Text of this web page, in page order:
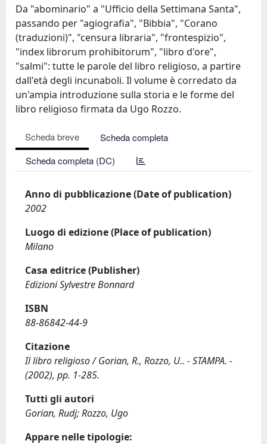
Da "abominario" a "Ufficio della Settimana Santa",
passando per "agiografia", "Bibbia", "Corano
(traduzioni)", "censura libraria", "frontespizio",
"index librorum prohibitorum", "libro d'ore",
"salmi": tutte le parole del libro religioso, a partire
dall'età degli incunaboli. Il volume è corredato da
un'ampia introduzione sulla storia e le forme del
libro religioso firmata da Ugo Rozzo.
Scheda breve
Scheda completa
Scheda completa (DC)
Anno di pubblicazione (Date of publication)
2002
Luogo di edizione (Place of publication)
Milano
Casa editrice (Publisher)
Edizioni Sylvestre Bonnard
ISBN
88-86842-44-9
Citazione
Il libro religioso / Gorian, R., Rozzo, U.. - STAMPA. -
(2002), pp. 1-285.
Tutti gli autori
Gorian, Rudj; Rozzo, Ugo
Appare nelle tipologie: